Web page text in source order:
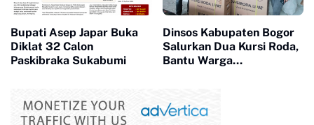
Bupati Asep Japar Buka
Diklat 32 Calon
Paskibraka Sukabumi
Dinsos Kabupaten Bogor
Salurkan Dua Kursi Roda,
Bantu Warga